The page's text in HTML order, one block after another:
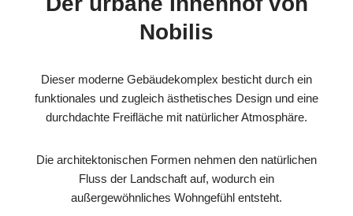
Nobilis
Dieser moderne Gebäudekomplex besticht durch ein
funktionales und zugleich ästhetisches Design und eine
durchdachte Freifläche mit natürlicher Atmosphäre.
Die architektonischen Formen nehmen den natürlichen
Fluss der Landschaft auf, wodurch ein
außergewöhnliches Wohngefühl entsteht.